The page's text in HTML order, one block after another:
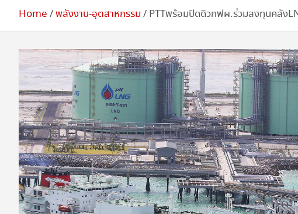
Home พลังงาน-อุตสาหกรรม PTTพร้อมปิดดิวกฟผ.ร่วมลงทุนคลัง